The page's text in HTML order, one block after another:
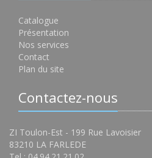
Catalogue
Présentation
Nos services
Contact
Plan du site
Contactez-nous
ZI Toulon-Est - 199 Rue Lavoisier
83210 LA FARLEDE